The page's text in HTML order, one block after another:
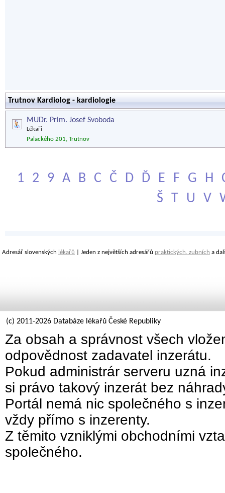
Trutnov Kardiolog - kardiologie
MUDr. Prim. Josef Svoboda
Lékaři
Palackého 201, Trutnov
1 2 9 A B C Č D Ď E F G H
Š
T U V
Adresář slovenských lékařů | Jeden z největších adresářů praktických, zubních a
(c) 2011-2026 Databáze lékařů České Republiky
Za obsah a správnost všech
odpovědnost zadavatel inzerátu.
Pokud administrár serveru uzná
si právo takový inzerát bez
Portál nemá nic společného s
vždy přímo s inzerenty.
Z těmito vzniklými obchodními
společného.